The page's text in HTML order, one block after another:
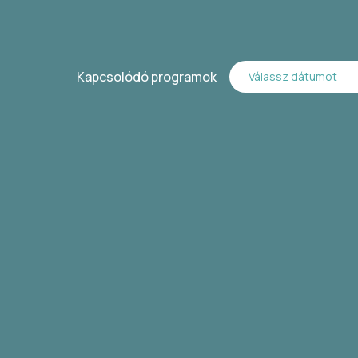
Kapcsolódó programok Válassz dátumot